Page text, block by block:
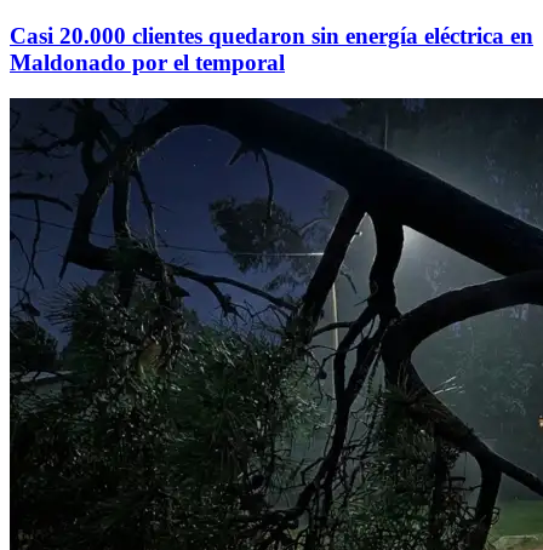
Casi 20.000 clientes quedaron sin energía eléctrica en
Maldonado por el temporal